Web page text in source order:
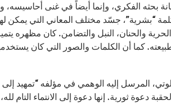
بحثه الفكري، وإنما أيضاً في غنى
“بشرية”، جسّد مختلف المعاني التي يمكن
الحرية والحنان، النبل والتضامن. كان مظهره
كما أن الكلمات والصور التي كان
دعوة ثورية. إنها دعوة إلى الانتماء